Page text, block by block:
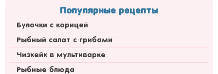
Популярные рецепты
Булочки с корицей
Рыбный салат с грибами
Чизкейк в мультиварке
Рыбные блюда